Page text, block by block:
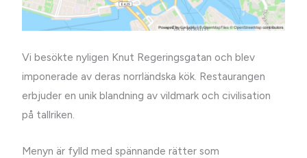
Vi besökte nyligen Knut Regeringsgatan och blev
imponerade av deras norrländska kök. Restaurangen
erbjuder en unik blandning av vildmark och civilisation
på tallriken.
Menyn är fylld med spännande rätter som